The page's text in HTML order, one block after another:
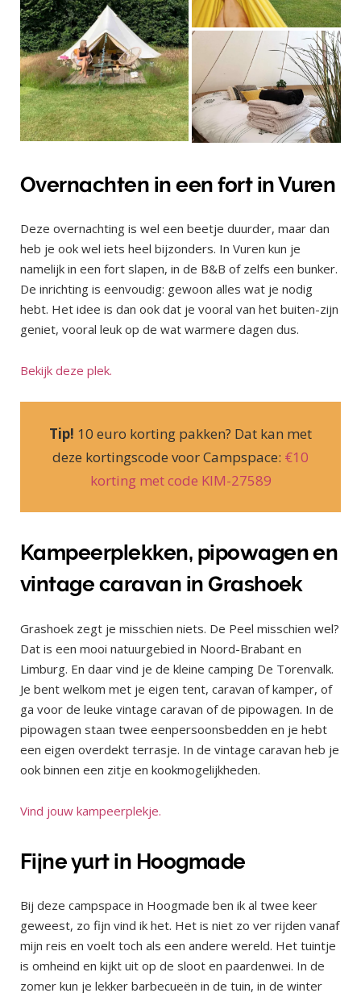
Overnachten in een fort in Vuren
Deze overnachting is wel een beetje duurder, maar dan
heb je ook wel iets heel bijzonders. In Vuren kun je
namelijk in een fort slapen, in de B&B of zelfs een bunker.
De inrichting is eenvoudig: gewoon alles wat je nodig
hebt. Het idee is dan ook dat je vooral van het buiten-zijn
geniet, vooral leuk op de wat warmere dagen dus.
Bekijk deze plek.
Tip! 10 euro korting pakken? Dat kan met
deze kortingscode voor Campspace: €10
korting met code KIM-27589
Kampeerplekken, pipowagen en
vintage caravan in Grashoek
Grashoek zegt je misschien niets. De Peel misschien wel?
Dat is een mooi natuurgebied in Noord-Brabant en
Limburg. En daar vind je de kleine camping De Torenvalk.
Je bent welkom met je eigen tent, caravan of kamper, of
ga voor de leuke vintage caravan of de pipowagen. In de
pipowagen staan twee eenpersoonsbedden en je hebt
een eigen overdekt terrasje. In de vintage caravan heb je
ook binnen een zitje en kookmogelijkheden.
Vind jouw kampeerplekje.
Fijne yurt in Hoogmade
Bij deze campspace in Hoogmade ben ik al twee keer
geweest, zo fijn vind ik het. Het is niet zo ver rijden vanaf
mijn reis en voelt toch als een andere wereld. Het tuintje
is omheind en kijkt uit op de sloot en paardenwei. In de
zomer kun je lekker barbecueën in de tuin, in de winter